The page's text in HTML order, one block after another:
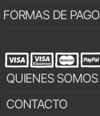
FORMAS DE PAGO
QUIENES SOMOS
CONTACTO